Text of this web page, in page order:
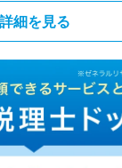
詳細を見る